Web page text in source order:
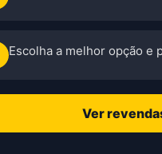
Escolha a melhor opção e
Ver